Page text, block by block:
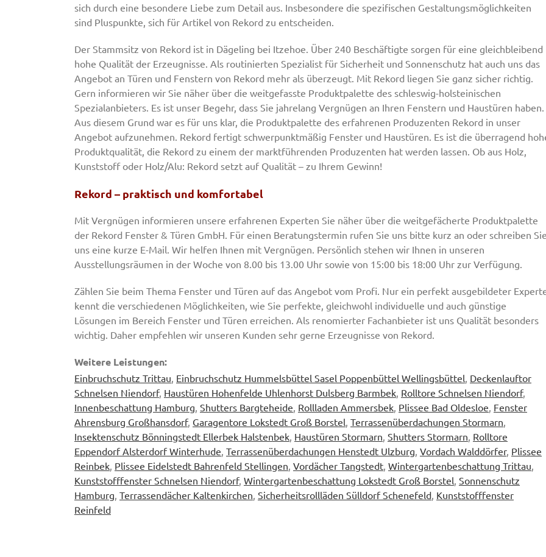
sich durch eine besondere Liebe zum Detail aus. Insbesondere die spezifischen Gestaltungsmöglichkeiten
sind Pluspunkte, sich für Artikel von Rekord zu entscheiden.
Der Stammsitz von Rekord ist in Dägeling bei Itzehoe. Über 240 Beschäftigte sorgen für eine gleichbleibend
hohe Qualität der Erzeugnisse. Als routinierten Spezialist für Sicherheit und Sonnenschutz hat auch uns das
Angebot an Türen und Fenstern von Rekord mehr als überzeugt. Mit Rekord liegen Sie ganz sicher richtig.
Gern informieren wir Sie näher über die weitgefasste Produktpalette des schleswig-holsteinischen
Spezialanbieters. Es ist unser Begehr, dass Sie jahrelang Vergnügen an Ihren Fenstern und Haustüren haben.
Aus diesem Grund war es für uns klar, die Produktpalette des erfahrenen Produzenten Rekord in unser
Angebot aufzunehmen. Rekord fertigt schwerpunktmäßig Fenster und Haustüren. Es ist die überragend
Produktqualität, die Rekord zu einem der marktführenden Produzenten hat werden lassen. Ob aus Holz,
Kunststoff oder Holz/Alu: Rekord setzt auf Qualität – zu Ihrem Gewinn!
Rekord – praktisch und komfortabel
Mit Vergnügen informieren unsere erfahrenen Experten Sie näher über die weitgefächerte Produktpalette
der Rekord Fenster & Türen GmbH. Für einen Beratungstermin rufen Sie uns bitte kurz an oder schreiben
uns eine kurze E-Mail. Wir helfen Ihnen mit Vergnügen. Persönlich stehen wir Ihnen in unseren
Ausstellungsräumen in der Woche von 8.00 bis 13.00 Uhr sowie von 15:00 bis 18:00 Uhr zur Verfügung.
Zählen Sie beim Thema Fenster und Türen auf das Angebot vom Profi. Nur ein perfekt ausgebildeter
kennt die verschiedenen Möglichkeiten, wie Sie perfekte, gleichwohl individuelle und auch günstige
Lösungen im Bereich Fenster und Türen erreichen. Als renomierter Fachanbieter ist uns Qualität besonders
wichtig. Daher empfehlen wir unseren Kunden sehr gerne Erzeugnisse von Rekord.
Weitere Leistungen:
Einbruchschutz Trittau, Einbruchschutz Hummelsbüttel Sasel Poppenbüttel Wellingsbüttel, Deckenlauftor
Schnelsen Niendorf, Haustüren Hohenfelde Uhlenhorst Dulsberg Barmbek, Rolltore Schnelsen Niendorf,
Innenbeschattung Hamburg, Shutters Bargteheide, Rollladen Ammersbek, Plissee Bad Oldesloe, Fenster
Ahrensburg Großhansdorf, Garagentore Lokstedt Groß Borstel, Terrassenüberdachungen Stormarn,
Insektenschutz Bönningstedt Ellerbek Halstenbek, Haustüren Stormarn, Shutters Stormarn, Rolltore
Eppendorf Alsterdorf Winterhude, Terrassenüberdachungen Henstedt Ulzburg, Vordach Walddörfer, Plissee
Reinbek, Plissee Eidelstedt Bahrenfeld Stellingen, Vordächer Tangstedt, Wintergartenbeschattung Trittau,
Kunststofffenster Schnelsen Niendorf, Wintergartenbeschattung Lokstedt Groß Borstel, Sonnenschutz
Hamburg, Terrassendächer Kaltenkirchen, Sicherheitsrollläden Sülldorf Schenefeld, Kunststofffenster
Reinfeld